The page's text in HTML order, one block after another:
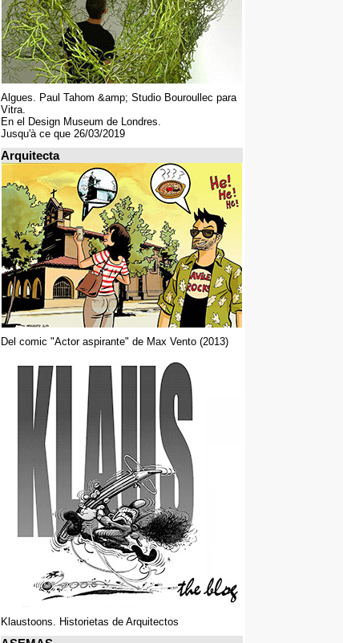
Algues. Paul Tahom &amp; Studio Bouroullec para
Vitra.
En el Design Museum de Londres.
Jusqu'à ce que 26/03/2019
Arquitecta
Del comic "Actor aspirante" de Max Vento (2013)
Klaustoons. Historietas de Arquitectos